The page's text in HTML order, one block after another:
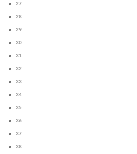
27
28
29
30
31
32
33
34
35
36
37
38